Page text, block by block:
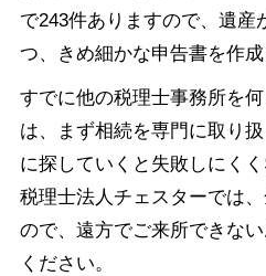
で243件ありますので、遺産
つ、きめ細かな申告書を作成
すでに他の税理士事務所を
は、まず相続を専門に取り
に探していくと失敗しにくく
税理士法人チェスターでは
ので、遠方でご来所できな
ください。